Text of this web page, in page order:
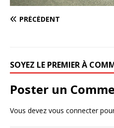
PRÉCÉDENT
SOYEZ LE PREMIER À
Poster un
Vous devez vous connecter